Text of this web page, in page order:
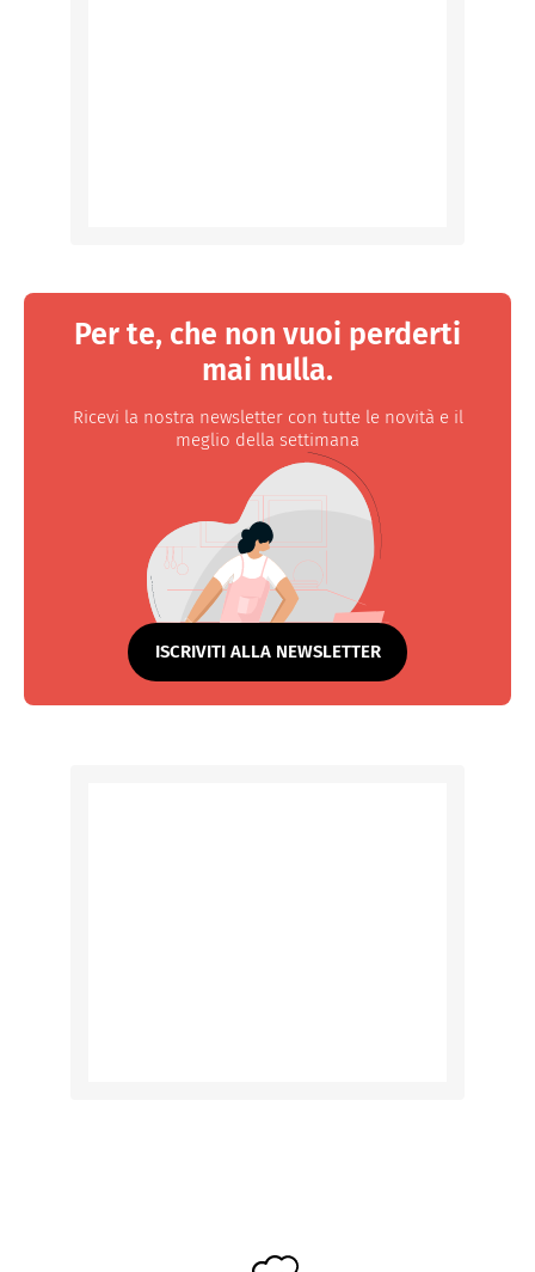
Per te, che non vuoi perderti
mai nulla.
Ricevi la nostra newsletter con tutte le novità e il
meglio della settimana
ISCRIVITI ALLA NEWSLETTER